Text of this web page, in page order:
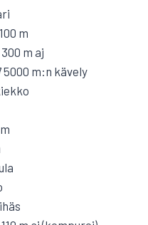
m
m aj
5000 m:n kävely